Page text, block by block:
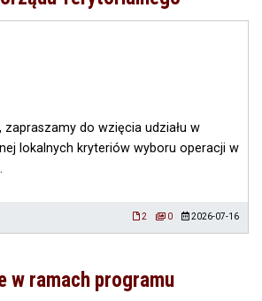
do wzięcia udziału w
lokalnych kryteriów wyboru operacji w
2 0 2026-07-16
w ramach programu